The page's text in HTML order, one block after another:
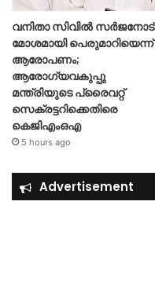
വനിതാ സിവിൽ സർജനോട്
മോശമായി പെരുമാറിയെന്ന്
ആരോപണം;
ആരോഗ്യവകുപ്പു
മന്ത്രിയുടെ പ്രൈവറ്റ്
സെക്രട്ടറിക്കെതിരെ
കെജിഎംഒഎ
5 hours ago
Advertisement